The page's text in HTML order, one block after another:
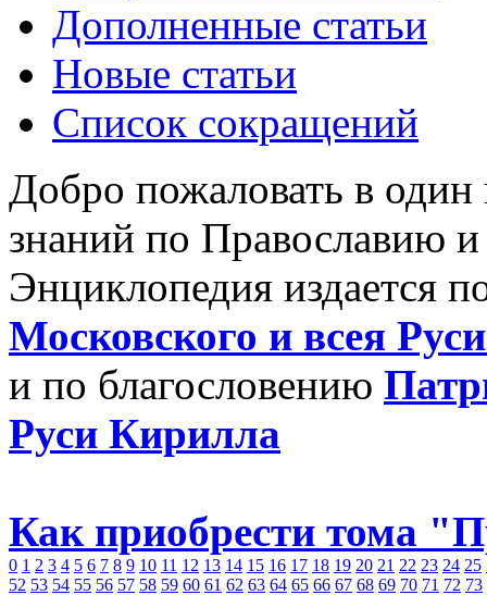
Дополненные статьи
Новые статьи
Список сокращений
Добро пожаловать в
знаний по Православию
Энциклопедия издается
Московского и всея
и по благословению
Руси Кирилла
Как приобрести тома
0 1 2 3 4 5 6 7 8 9 10 11 12 13 14 15 16 17 18 19 20 21 22 23 24 25
52 53 54 55 56 57 58 59 60 61 62 63 64 65 66 67 68 69 70 71 72 73